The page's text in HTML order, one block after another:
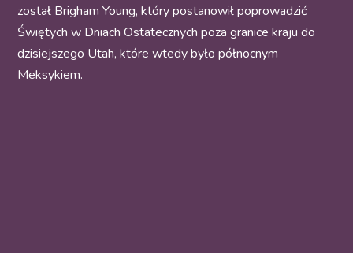
został Brigham Young, który postanowił poprowadzić
Świętych w Dniach Ostatecznych poza granice kraju do
dzisiejszego Utah, które wtedy było północnym
Meksykiem.